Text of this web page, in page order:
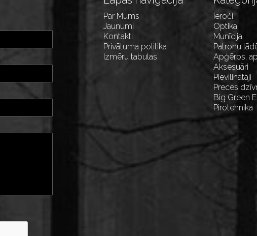
Par Mums
Jaunumi
Kontakti
Privātuma politika
Izmēru tabulas
Ieroči
Optika
Munīcija
Patronu
Apģērbs,
Aksesuāri
Pievilinātāji
Preces
Big Green
Pirotehnika